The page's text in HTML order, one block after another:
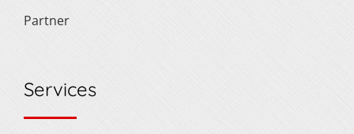
Partner
Services